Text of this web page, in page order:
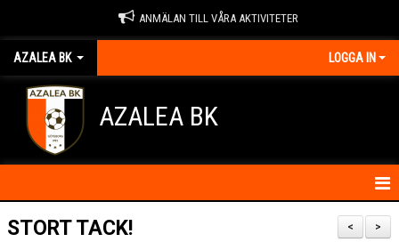
ANMÄLAN TILL VÅRA AKTIVITETER
AZALEA BK LOGGA IN
AZALEA BK
HEM
>
<
STORT TACK!